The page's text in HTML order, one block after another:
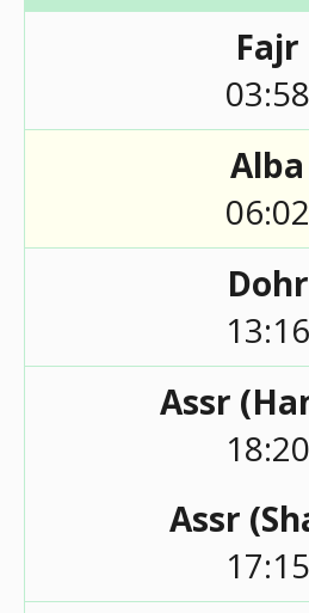
Fajr
03:58
Alba
06:02
Dohr
13:16
Assr
18:20
Assr
17:15